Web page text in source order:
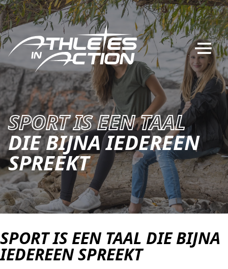
Ga naar de inhoud
VOOR DE KERK
VOOR SPORTERS
OVER ONS
CONTACT
AGAPÈ STUDENTLIFE
SPORT IS EEN TAAL
DIE BIJNA IEDEREEN
SPREEKT
SPORT IS EEN TAAL DIE BIJNA
IEDEREEN SPREEKT
Search
for: